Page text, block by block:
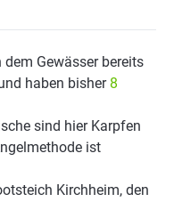
Gewässer bereits
haben bisher 8
sind hier Karpfen
ist
Kirchheim, den